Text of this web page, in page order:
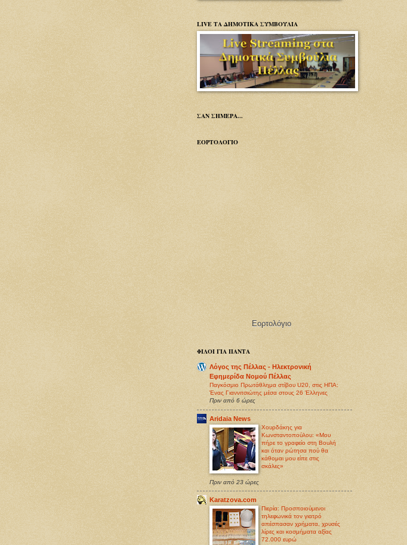
LIVE ΤΑ ΔΗΜΟΤΙΚΑ ΣΥΜΒΟΥΛΙΑ
ΣΑΝ ΣΗΜΕΡΑ...
ΕΟΡΤΟΛΟΓΙΟ
Εορτολόγιο
ΦΙΛΟΙ ΓΙΑ ΠΑΝΤΑ
Λόγος της Πέλλας - Ηλεκτρονική
Εφημερίδα Νομού Πέλλας
Παγκόσμιο Πρωτάθλημα στίβου U20, στις ΗΠΑ:
Ένας Γιαννιτσιώτης μέσα στους 26 Έλληνες
Πριν από 6 ώρες
Aridaia News
Χουρδάκης για
Κωνσταντοπούλου: «Μου
πήρε το γραφείο στη Βουλή
και όταν ρώτησα πού θα
κάθομαι μου είπε στις
σκάλες»
Πριν από 23 ώρες
Karatzova.com
Πιερία: Προσποιούμενοι
τηλεφωνικά τον γιατρό
απέσπασαν χρήματα, χρυσές
λίρες και κοσμήματα αξίας
72.000 ευρώ